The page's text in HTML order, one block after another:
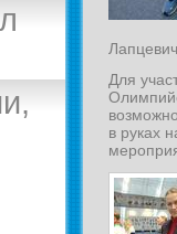
Для
в руках